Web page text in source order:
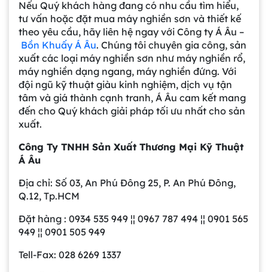
Nếu Quý khách hàng đang có nhu cầu tìm hiểu,
tư vấn hoặc đặt mua máy nghiền sơn và thiết kế
theo yêu cầu, hãy liên hệ ngay với Công ty Á Âu –
Bồn Khuấy Á Âu. Chúng tôi chuyên gia công, sản
xuất các loại máy nghiền sơn như máy nghiền rổ,
máy nghiền dạng ngang, máy nghiền đứng. Với
đội ngũ kỹ thuật giàu kinh nghiệm, dịch vụ tận
tâm và giá thành cạnh tranh, Á Âu cam kết mang
đến cho Quý khách giải pháp tối ưu nhất cho sản
xuất.
Công Ty TNHH Sản Xuất Thương Mại Kỹ Thuật
Á Âu
Địa chỉ: Số 03, An Phú Đông 25, P. An Phú Đông,
Q.12, Tp.HCM
Đặt hàng : 0934 535 949 ¦¦ 0967 787 494 ¦¦ 0901 565
949 ¦¦ 0901 505 949
Tell-Fax: 028 6269 1337
Gia công bồn khuấy, silo chứa nguyên liệu
tại công ty Á Âu
Bồn khuấy công nghiệp là gì? Ứng dụng, cấu
tạo và cách chọn mua hiệu quả
Cho Ngành Sơn Phủ
Dự án máy khuấy trộn bồn bể công nghiệp
Bồn khuấy thực phẩm 8000 lít là gì? Cấu tạo,
Trong ngành chế biến thực phẩm hiện